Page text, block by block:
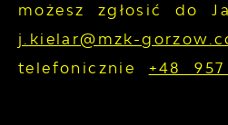
możesz zgłosić do
j.kielar@mzk-
telefonicznie +48